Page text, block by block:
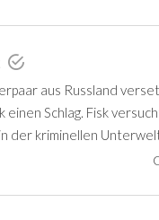
aus Russland
einen Schlag. Fisk
der kriminellen